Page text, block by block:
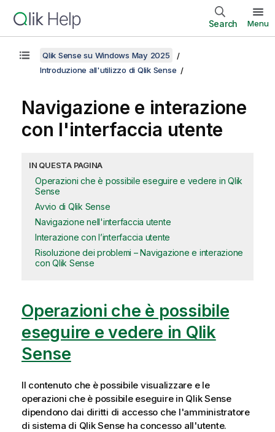
Search Menu
Qlik Sense su Windows May 2025
Introduzione all'utilizzo di Qlik Sense
Navigazione e interazione
con l'interfaccia utente
IN QUESTA PAGINA
Operazioni che è possibile eseguire e vedere in Qlik
Sense
Avvio di Qlik Sense
Navigazione nell'interfaccia utente
Interazione con l’interfaccia utente
Risoluzione dei problemi – Navigazione e interazione
con Qlik Sense
Operazioni che è possibile
eseguire e vedere in Qlik
Sense
Il contenuto che è possibile visualizzare e le
operazioni che è possibile eseguire in Qlik Sense
dipendono dai diritti di accesso che l'amministratore
di sistema di Qlik Sense ha concesso all'utente.